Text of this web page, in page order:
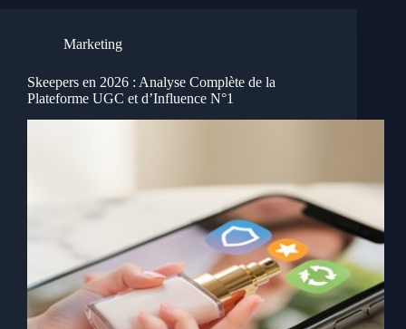
Marketing
Skeepers en 2026 : Analyse Complète de la
Plateforme UGC et d’Influence N°1